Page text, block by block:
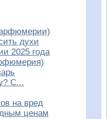
духи
2025 года
С...
на вред
ценам